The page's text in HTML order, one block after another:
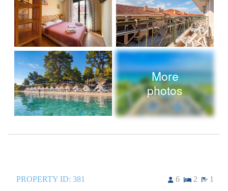
More
photos
PROPERTY ID: 381 6 2 1